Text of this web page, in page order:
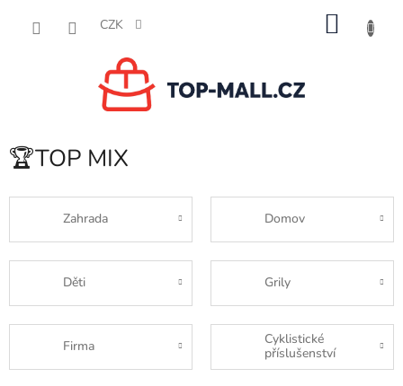
CZK
🏆TOP MIX
Zahrada Domov
Děti Grily
Firma
Cyklistické
příslušenství